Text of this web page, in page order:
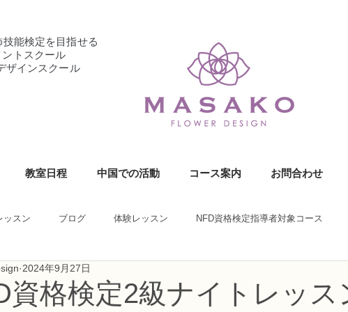
能検定を目指せる
トスクール
ザインスクール
教室日程 中国での活動 コース案内 お問合わせ
ッスン ブログ 体験レッスン NFD資格検定指導者対象コース
NFDフラワーデザイナー資格検定1級コース
資格検定2級ナイトレッス
2024年9月27日